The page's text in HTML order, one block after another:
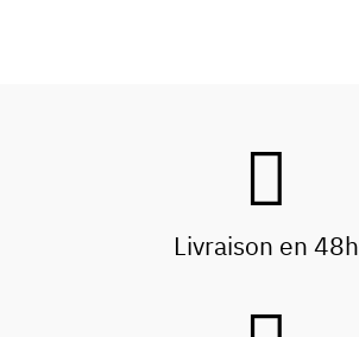
Livraison en 48h